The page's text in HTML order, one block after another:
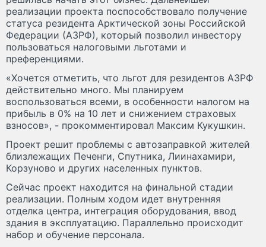
реализации проекта поспособствовало получение
статуса резидента Арктической зоны Российской
Федерации (АЗРФ), который позволил инвестору
пользоваться налоговыми льготами и
преференциями.
«Хочется отметить, что льгот для резидентов АЗРФ
действительно много. Мы планируем
воспользоваться всеми, в особенности налогом на
прибыль в 0% на 10 лет и снижением страховых
взносов», - прокомментировал Максим Кукушкин.
Проект решит проблемы с автозаправкой жителей
близлежащих Печенги, Спутника, Лиинахамири,
Корзуново и других населенных пунктов.
Сейчас проект находится на финальной стадии
реализации. Полным ходом идет внутренняя
отделка центра, интеграция оборудования, ввод
здания в эксплуатацию. Параллельно происходит
набор и обучение персонала.